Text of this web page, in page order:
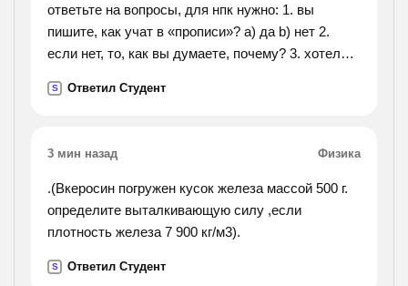
ответьте на вопросы, для нпк нужно: 1. вы
пишите, как учат в «прописи»? a) да b) нет 2.
если нет, то, как вы думаете, почему? 3. хотели
почему?
S Ответил Студент
3 мин назад Физика
.(Вкеросин погружен кусок железа массой 500 г.
определите выталкивающую силу ,если
плотность железа 7 900 кг/м3).
S Ответил Студент